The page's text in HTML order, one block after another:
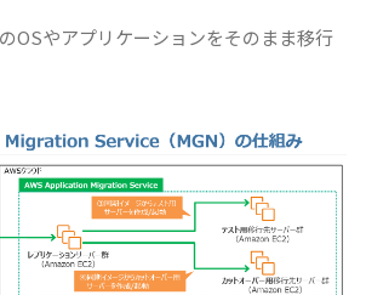
のOSやアプリケーションをそのまま移行